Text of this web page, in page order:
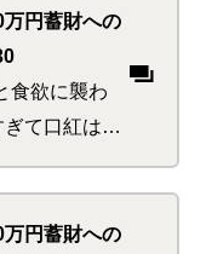
いうウワ
っしぐら
わかには信
円蓄財への
食欲に襲わ
て口紅はは
ありすぎて
焼きへのハ
通じゃない
円蓄財への